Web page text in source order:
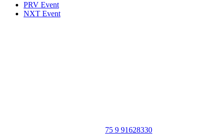
PRV Event
NXT Event
75 9 91628330